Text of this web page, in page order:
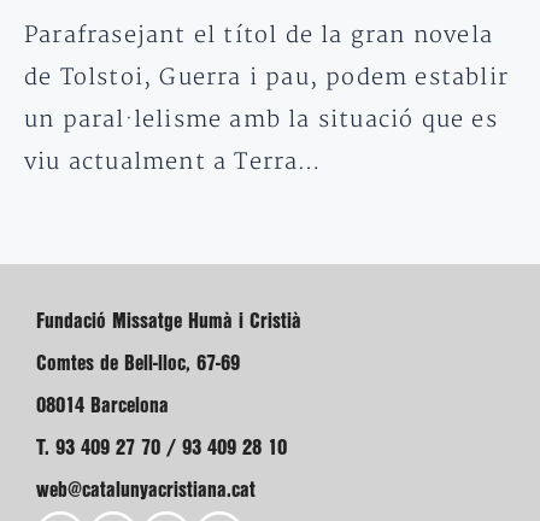
Parafrasejant el títol de la gran novela
de Tolstoi, Guerra i pau, podem establir
un paral·lelisme amb la situació que es
viu actualment a Terra…
Fundació Missatge Humà i Cristià
Comtes de Bell-lloc, 67-69
08014 Barcelona
T. 93 409 27 70 / 93 409 28 10
web@catalunyacristiana.cat